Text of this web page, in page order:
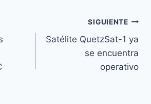
SIGUIENTE
Satélite QuetzSat-1 ya
se encuentra
operativo